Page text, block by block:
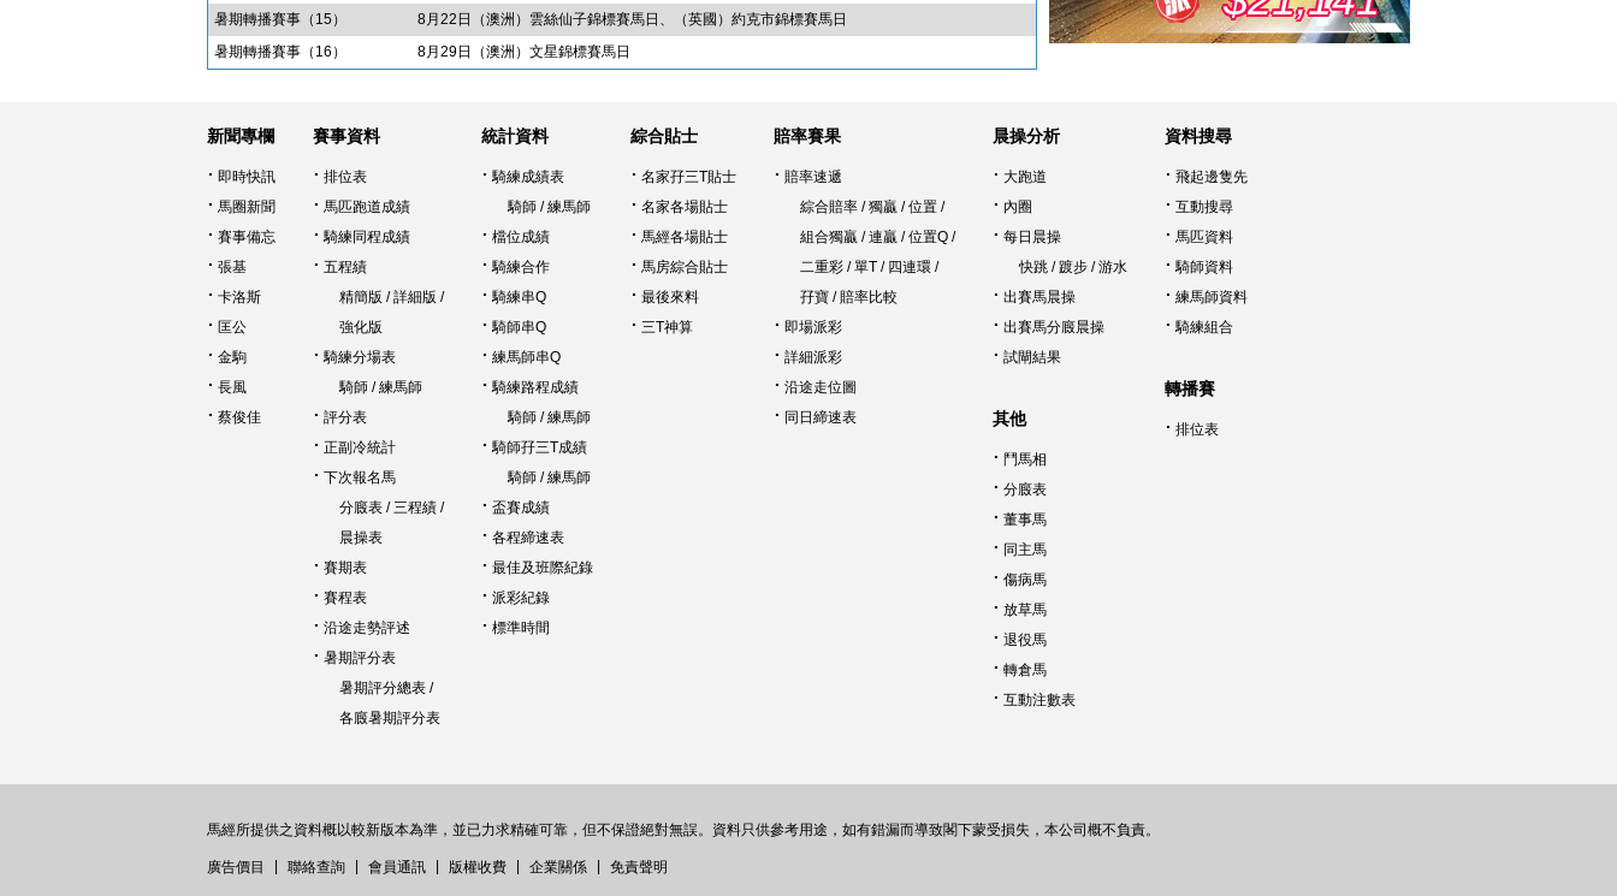
暑期轉播賽事（15）
8月22日（澳洲）雲絲仙子錦標賽馬日、（英國）約克市錦標賽馬日
暑期轉播賽事（16）
8月29日（澳洲）文星錦標賽馬日
新聞專欄
即時快訊
馬圈新聞
賽事備忘
張基
卡洛斯
匡公
金駒
長風
蔡俊佳
賽事資料
排位表
馬匹跑道成績
騎練同程成績
五程績
精簡版 /詳細版 /
強化版
騎練分場表
騎師 /練馬師
評分表
正副冷統計
下次報名馬
分廄表 /三程績 /
晨操表
賽期表
賽程表
沿途走勢評述
暑期評分表
暑期評分總表 /
各廄暑期評分表
統計資料
騎練成績表
騎師 /練馬師
檔位成績
騎練合作
騎練串Q
騎師串Q
練馬師串Q
騎練路程成績
騎師 /練馬師
騎師孖三T成績
騎師 /練馬師
盃賽成績
各程締速表
最佳及班際紀錄
派彩紀錄
標準時間
綜合貼士
名家孖三T貼士
名家各場貼士
馬經各場貼士
馬房綜合貼士
最後來料
三T神算
賠率賽果
賠率速遞
綜合賠率 /獨贏 /位置 /
組合獨贏 /連贏 /位置Q /
二重彩 /單T / 四連環 /
孖寶 /賠率比較
即場派彩
詳細派彩
沿途走位圖
同日締速表
晨操分析
大跑道
內圈
每日晨操
快跳 /踱步 /游水
出賽馬晨操
出賽馬分廄晨操
試閘結果
其他
鬥馬相
分廄表
董事馬
同主馬
傷病馬
放草馬
退役馬
轉倉馬
互動注數表
資料搜尋
飛起邊隻先
互動搜尋
馬匹資料
騎師資料
練馬師資料
騎練組合
轉播賽
排位表
馬經所提供之資料概以較新版本為準，並已力求精確可靠，但不保證絕對無誤。資料只供參考用途，如有錯漏而導致閣下蒙受損失，本公司概不負責。
廣告價目 聯絡查詢 會員通訊 版權收費 企業關係 免責聲明